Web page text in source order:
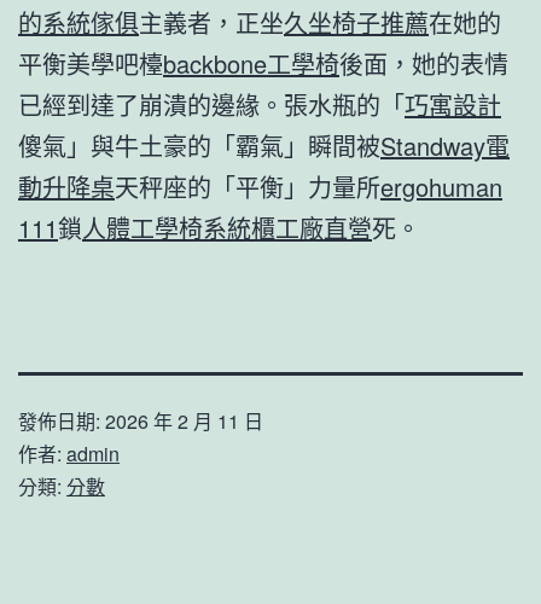
的系統傢俱主義者，正坐久坐椅子推薦在她的
平衡美學吧檯backbone工學椅後面，她的表情
已經到達了崩潰的邊緣。張水瓶的「巧寓設計
傻氣」與牛土豪的「霸氣」瞬間被Standway電
動升降桌天秤座的「平衡」力量所ergohuman
111鎖人體工學椅系統櫃工廠直營死。
發佈日期: 2026 年 2 月 11 日
作者: admin
分類: 分數